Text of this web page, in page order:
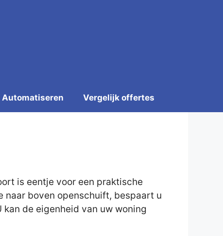
Automatiseren Vergelijk offertes
is eentje voor een praktische
naar boven openschuift, bespaart u
de eigenheid van uw woning